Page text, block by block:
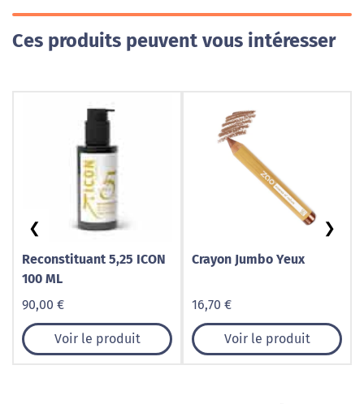
Ces produits peuvent vous intéresser
Reconstituant 5,25 ICON
100 ML
90,00 €
Voir le produit
Crayon Jumbo Yeux
16,70 €
Voir le produit
❮ ❯